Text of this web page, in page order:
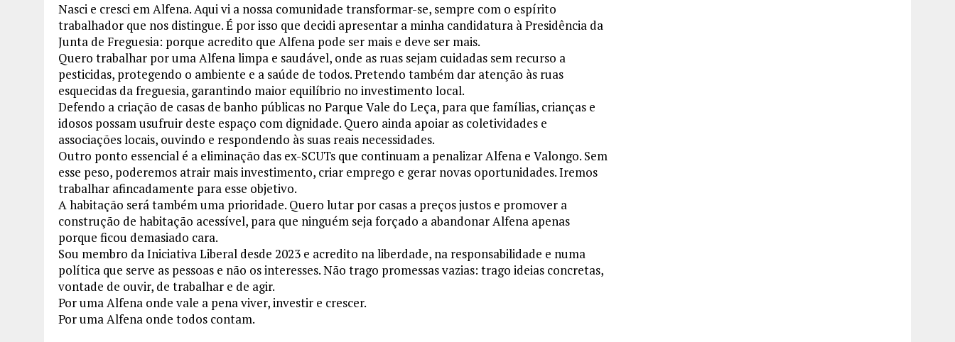
Nasci e cresci em Alfena. Aqui vi a nossa comunidade transformar-se, sempre com o espírito
trabalhador que nos distingue. É por isso que decidi apresentar a minha candidatura à Presidência da
Junta de Freguesia: porque acredito que Alfena pode ser mais e deve ser mais.
Quero trabalhar por uma Alfena limpa e saudável, onde as ruas sejam cuidadas sem recurso a
pesticidas, protegendo o ambiente e a saúde de todos. Pretendo também dar atenção às ruas
esquecidas da freguesia, garantindo maior equilíbrio no investimento local.
Defendo a criação de casas de banho públicas no Parque Vale do Leça, para que famílias, crianças e
idosos possam usufruir deste espaço com dignidade. Quero ainda apoiar as coletividades e
associações locais, ouvindo e respondendo às suas reais necessidades.
Outro ponto essencial é a eliminação das ex-SCUTs que continuam a penalizar Alfena e Valongo. Sem
esse peso, poderemos atrair mais investimento, criar emprego e gerar novas oportunidades. Iremos
trabalhar afincadamente para esse objetivo.
A habitação será também uma prioridade. Quero lutar por casas a preços justos e promover a
construção de habitação acessível, para que ninguém seja forçado a abandonar Alfena apenas
porque ficou demasiado cara.
Sou membro da Iniciativa Liberal desde 2023 e acredito na liberdade, na responsabilidade e numa
política que serve as pessoas e não os interesses. Não trago promessas vazias: trago ideias concretas,
vontade de ouvir, de trabalhar e de agir.
Por uma Alfena onde vale a pena viver, investir e crescer.
Por uma Alfena onde todos contam.